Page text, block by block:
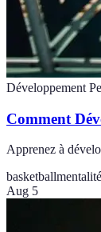
Développement
Comment
Apprenez à
basketball
Aug 5